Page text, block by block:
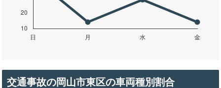
交通事故の岡山市東区の車両種別割合